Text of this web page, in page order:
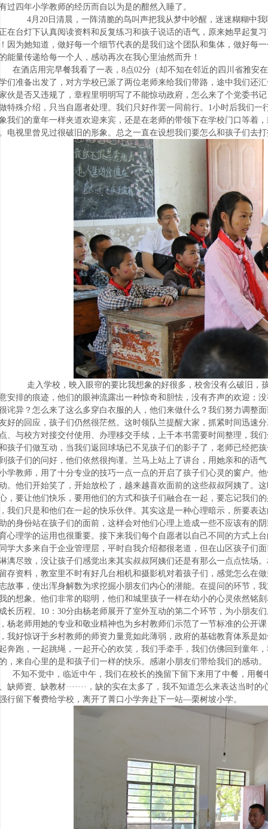
过四年小学教师的经历而自以为是的酣然入睡了。
4月20日清晨，一阵清脆的鸟叫声把我从梦中吵醒，迷迷糊糊中
在台灯下认真阅读资料和反复练习和孩子说话的语气，原来她早起复
因为她知道，做好每一个细节代表的是我们这个团队和集体，做好每
能量传递给每一个人，感动再次在我心里油然而升！
在酒店用完早餐我看了一表，8点02分（却不知在邻近的四川省雅安
们准备出发了，对方学校已派了两位老师来给我们带路，途中我们还
伙是否又违规了，章程里明明写了不能惊动政府，怎么来了个党委书
特殊介绍，只当自愿者处理。我们只好作罢一同前行。1小时后我们
我们的童年一样夹道欢迎来宾，还是在老师的带领下在学校门口等着
电视里曾见过很破旧的形象。总之一直在设想我们要怎么和孩子们去
走入学校，映入眼帘的要比我想象的好很多，校舍没有么破旧，
安排的痕迹，他们的眼神流露出一种惊奇和胆怯，没有齐声的欢迎；
诧异？怎么来了这么多穿白衣服的人，他们来做什么？我们努力调整
好的回应，孩子们仍然很茫然。这时领队兰提醒大家，抓紧时间迅速
、与校方对接交付使用、办理移交手续，上千本书需要时间整理，我
孩子们做互动，当我们返回球场已不见孩子们的影子了，老师已经把
孩子们的问好，他们依然很拘谨。兰马上站上了讲台，用她亲和的语
学教师，用了十分专业的技巧一点一点的开启了孩子们心灵的窗户。
。他们开始笑了，开始放松了，越来越喜欢面前的这些叔叔阿姨了。
，要让他们快乐，要用他们的方式和孩子们融合在一起，要忘记我们
我们只是和他们在一起的快乐伙伴。其实这是一种心理暗示，所要表
的身份站在孩子们的面前，这样会对他们心理上造成一些不应该有的
心理学的运用也很重要。接下来我们每个自愿者以自己不同的方式上
学大多来自于企业管理层，平时自我介绍都很老道，但在山区孩子们
漓尽致，没让孩子们感觉出来其实叔叔阿姨们还是有那么一点点怯场
存资料，教室里不时有好几台相机和摄影机对着孩子们，感觉怎么在
故事，使出浑身解数为求挖掘小朋友们内心的潜能。在提问的环节，
的想象。他们非常的聪明，他们和城里孩子一样在幼小的心灵依然铭
长历程。10：30分由杨老师展开了室外互动的第二个环节，为小朋友
杨老师用她的专业和敬业精神也为乡村教师们示范了一节标准的公开
我好惊讶于乡村教师的师资力量竟如此薄弱，政府的基础教育体系是
奔跑，一起跳绳，一起开心的欢笑，我们手牵手，我们仿佛回到童年
，来自心里的是和孩子们一样的快乐。感谢小朋友们带给我们的感动。
不知不觉中，临近中午，我们在校长的挽留下留下来用了中餐，用
缺师资、缺教材·······，缺的实在太多了，我不知道怎么来表达当时
行留下餐费给学校，离开了菁口小学奔赴下一站—栗树坡小学。